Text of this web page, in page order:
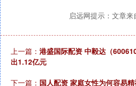
启远网提示：文章来
上一篇： 港盛国际配资 中毅达（
出1.12亿元
下一篇： 国人配资 家庭女性为何容易